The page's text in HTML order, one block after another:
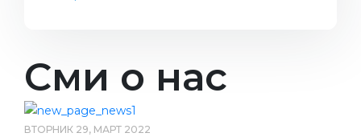
2020
2019
Сми о нас
ВТОРНИК 29, МАРТ 2022